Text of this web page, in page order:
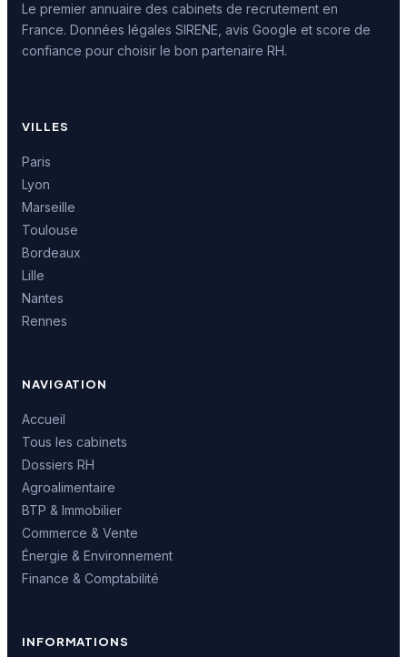
Le premier annuaire des cabinets de recrutement en
France. Données légales SIRENE, avis Google et score de
confiance pour choisir le bon partenaire RH.
VILLES
Paris
Lyon
Marseille
Toulouse
Bordeaux
Lille
Nantes
Rennes
NAVIGATION
Accueil
Tous les cabinets
Dossiers RH
Agroalimentaire
BTP & Immobilier
Commerce & Vente
Énergie & Environnement
Finance & Comptabilité
INFORMATIONS